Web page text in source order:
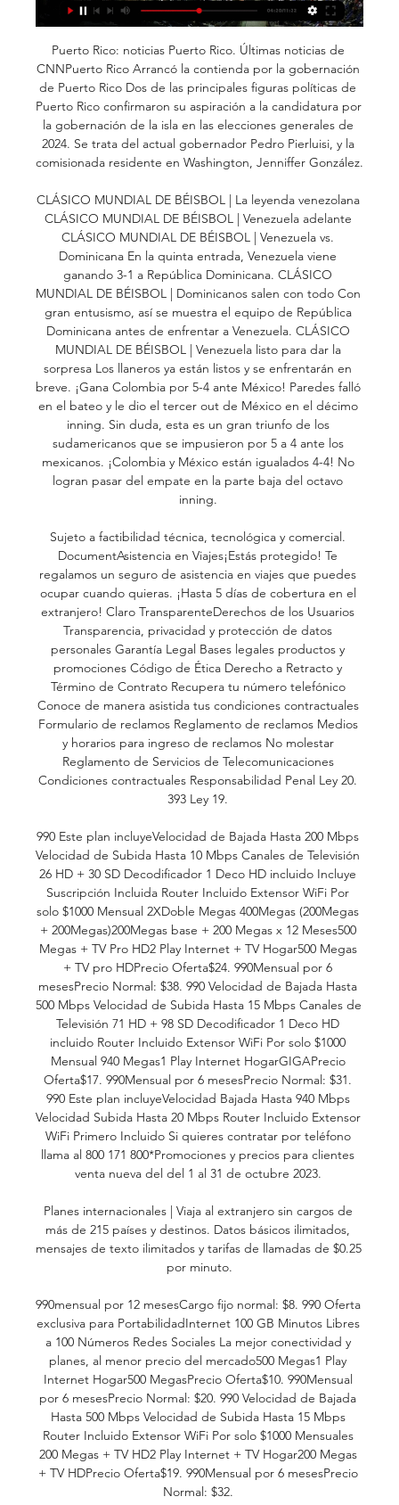
Puerto Rico: noticias Puerto Rico. Últimas noticias de
CNNPuerto Rico Arrancó la contienda por la gobernación
de Puerto Rico Dos de las principales figuras políticas de
Puerto Rico confirmaron su aspiración a la candidatura por
la gobernación de la isla en las elecciones generales de
2024. Se trata del actual gobernador Pedro Pierluisi, y la
comisionada residente en Washington, Jenniffer González.
CLÁSICO MUNDIAL DE BÉISBOL | La leyenda venezolana
CLÁSICO MUNDIAL DE BÉISBOL | Venezuela adelante
CLÁSICO MUNDIAL DE BÉISBOL | Venezuela vs.
Dominicana En la quinta entrada, Venezuela viene
ganando 3-1 a República Dominicana. CLÁSICO
MUNDIAL DE BÉISBOL | Dominicanos salen con todo Con
gran entusismo, así se muestra el equipo de República
Dominicana antes de enfrentar a Venezuela. CLÁSICO
MUNDIAL DE BÉISBOL | Venezuela listo para dar la
sorpresa Los llaneros ya están listos y se enfrentarán en
breve. ¡Gana Colombia por 5-4 ante México! Paredes falló
en el bateo y le dio el tercer out de México en el décimo
inning. Sin duda, esta es un gran triunfo de los
sudamericanos que se impusieron por 5 a 4 ante los
mexicanos. ¡Colombia y México están igualados 4-4! No
logran pasar del empate en la parte baja del octavo
inning.
Sujeto a factibilidad técnica, tecnológica y comercial.
DocumentAsistencia en Viajes¡Estás protegido! Te
regalamos un seguro de asistencia en viajes que puedes
ocupar cuando quieras. ¡Hasta 5 días de cobertura en el
extranjero! Claro TransparenteDerechos de los Usuarios
Transparencia, privacidad y protección de datos
personales Garantía Legal Bases legales productos y
promociones Código de Ética Derecho a Retracto y
Término de Contrato Recupera tu número telefónico
Conoce de manera asistida tus condiciones contractuales
Formulario de reclamos Reglamento de reclamos Medios
y horarios para ingreso de reclamos No molestar
Reglamento de Servicios de Telecomunicaciones
Condiciones contractuales Responsabilidad Penal Ley 20.
393 Ley 19.
990 Este plan incluyeVelocidad de Bajada Hasta 200 Mbps
Velocidad de Subida Hasta 10 Mbps Canales de Televisión
26 HD + 30 SD Decodificador 1 Deco HD incluido Incluye
Suscripción Incluida Router Incluido Extensor WiFi Por
solo $1000 Mensual 2XDoble Megas 400Megas (200Megas
+ 200Megas)200Megas base + 200 Megas x 12 Meses500
Megas + TV Pro HD2 Play Internet + TV Hogar500 Megas
+ TV pro HDPrecio Oferta$24. 990Mensual por 6
mesesPrecio Normal: $38. 990 Velocidad de Bajada Hasta
500 Mbps Velocidad de Subida Hasta 15 Mbps Canales de
Televisión 71 HD + 98 SD Decodificador 1 Deco HD
incluido Router Incluido Extensor WiFi Por solo $1000
Mensual 940 Megas1 Play Internet HogarGIGAPrecio
Oferta$17. 990Mensual por 6 mesesPrecio Normal: $31.
990 Este plan incluyeVelocidad Bajada Hasta 940 Mbps
Velocidad Subida Hasta 20 Mbps Router Incluido Extensor
WiFi Primero Incluido Si quieres contratar por teléfono
llama al 800 171 800*Promociones y precios para clientes
venta nueva del del 1 al 31 de octubre 2023.
Planes internacionales | Viaja al extranjero sin cargos de
más de 215 países y destinos. Datos básicos ilimitados,
mensajes de texto ilimitados y tarifas de llamadas de $0.25
por minuto.
990mensual por 12 mesesCargo fijo normal: $8. 990 Oferta
exclusiva para PortabilidadInternet 100 GB Minutos Libres
a 100 Números Redes Sociales La mejor conectividad y
planes, al menor precio del mercado500 Megas1 Play
Internet Hogar500 MegasPrecio Oferta$10. 990Mensual
por 6 mesesPrecio Normal: $20. 990 Velocidad de Bajada
Hasta 500 Mbps Velocidad de Subida Hasta 15 Mbps
Router Incluido Extensor WiFi Por solo $1000 Mensuales
200 Megas + TV HD2 Play Internet + TV Hogar200 Megas
+ TV HDPrecio Oferta$19. 990Mensual por 6 mesesPrecio
Normal: $32.